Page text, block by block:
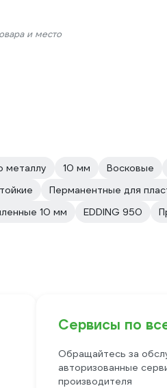
и место
металлу 10 мм Восковые
Перманентные для
10 мм EDDING 950
Сервисы по
Обращайтесь за
авторизованные
производителя